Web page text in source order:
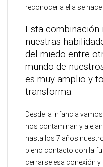
reconocerla ella se
Esta
nuestras
del miedo entre
mundo de
es muy amplio y
transforma.
Desde la infancia
nos contaminan y
hasta los 7 años
pleno contacto con la
cerrarse esa conexión